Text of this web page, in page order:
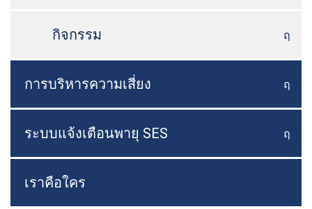
กิจกรรม สลับ
ฤ
การบริหารความเสี่ยง สลับ
ฤ
ระบบแจ้งเตือนพายุ SES สลับ
ฤ
เราคือใคร